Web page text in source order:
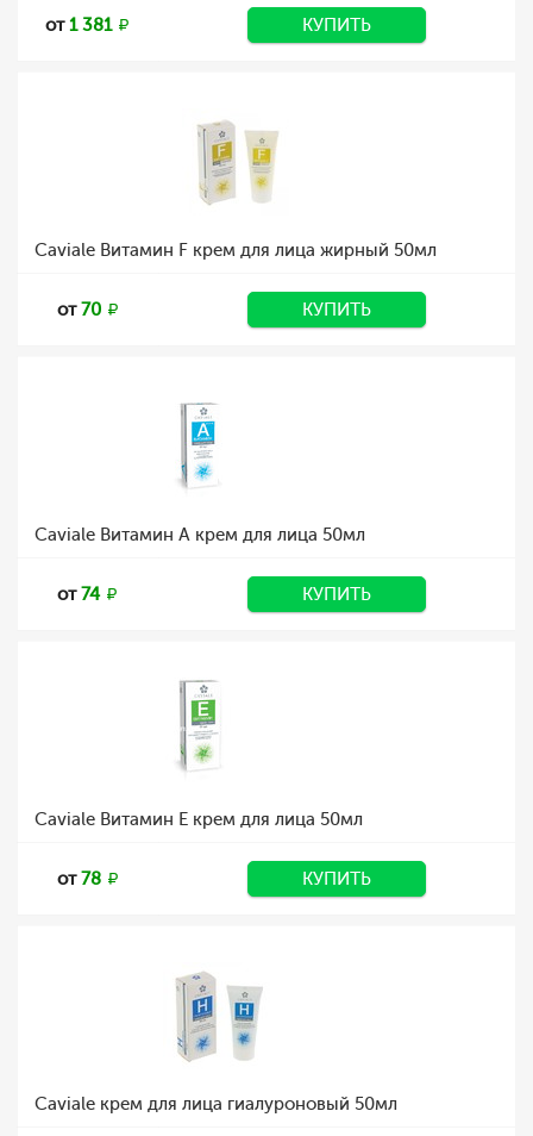
от1 381 КУПИТЬ
Caviale Витамин F крем для лица жирный 50мл
от70 КУПИТЬ
Caviale Витамин А крем для лица 50мл
от74 КУПИТЬ
Caviale Витамин Е крем для лица 50мл
от78 КУПИТЬ
Caviale крем для лица гиалуроновый 50мл